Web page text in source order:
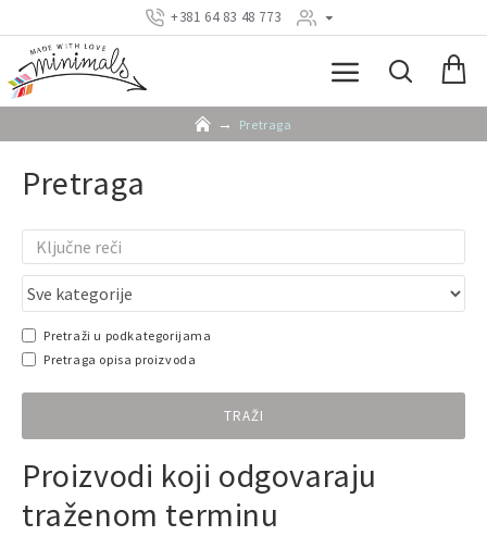
+381 64 83 48 773
Pretraga
Pretraga
Pretraži u podkategorijama
Pretraga opisa proizvoda
TRAŽI
Proizvodi koji odgovaraju
traženom terminu